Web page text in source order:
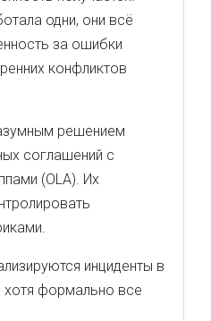
одни, они всё
за ошибки
конфликтов
решением
соглашений с
(OLA). Их
инциденты в
хотя формально все